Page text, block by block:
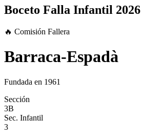
Boceto Falla Infantil 2026
🔥 Comisión Fallera
Barraca-Espadà
Fundada en 1961
Sección
3B
Sec. Infantil
3